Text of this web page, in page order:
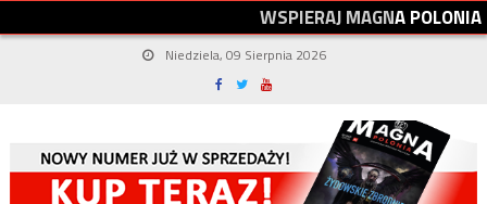
WSPIERAJMAGNAPOLONIA
Niedziela, 09 Sierpnia 2026